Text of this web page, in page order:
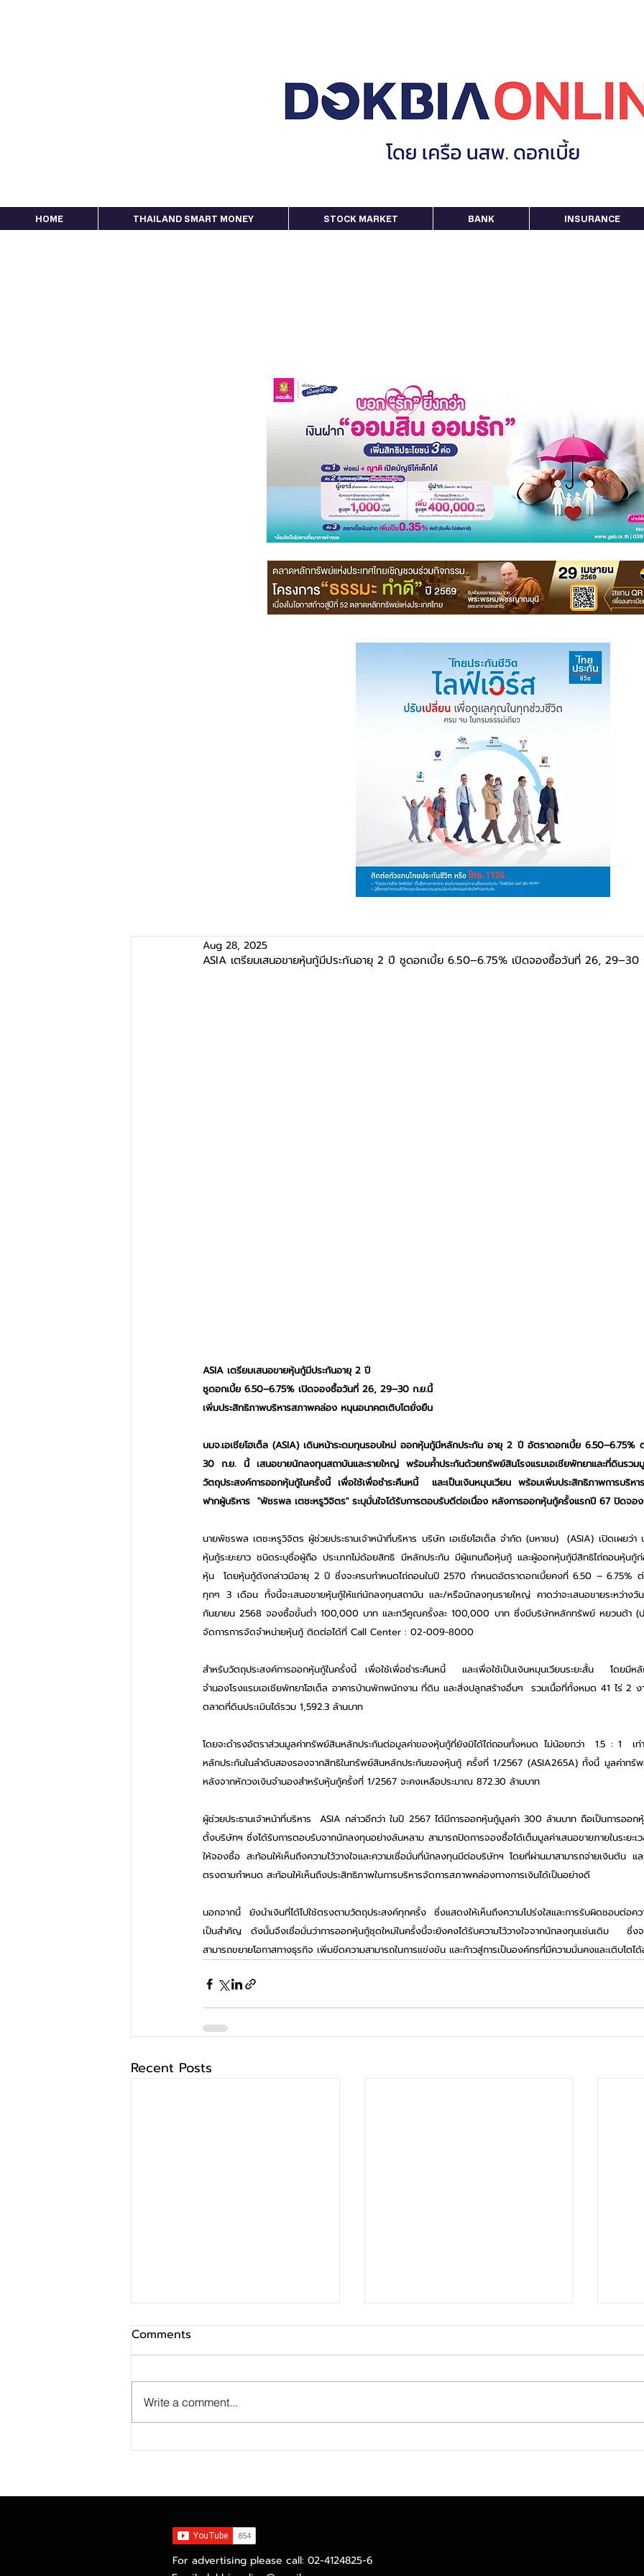
HOME THAILAND SMART MONEY STOCK MARKET BANK INSURANCE
ASIA เตรียมเสนอขายหุ้นกู้มีประกันอายุ 2 ปี ชูดอกเบี้ย 6.50–6.75% เปิดจองซื้อวันที่ 26, 29–30
Aug 28, 2025
ASIA เตรียมเสนอขายหุ้นกู้มีประกันอายุ 2 ปี
ชูดอกเบี้ย 6.50–6.75% เปิดจองซื้อวันที่ 26, 29–30 ก.ย.นี้
เพิ่มประสิทธิภาพบริหารสภาพคล่อง หนุนอนาคตเติบโตยั่งยืน
บมจ.เอเชียโฮเต็ล (ASIA) เดินหน้าระดมทุนรอบใหม่ ออกหุ้นกู้มีหลักประกัน อายุ 2 ปี อัตราดอกเบี้ย
30 ก.ย. นี้ เสนอขายนักลงทุนสถาบันและรายใหญ่ พร้อมค้ำประกันด้วยทรัพย์สินโรงแรมเอเชียพัทยาและที่ดินรว
วัตถุประสงค์การออกหุ้นกู้ในครั้งนี้ เพื่อใช้เพื่อชำระคืนหนี้  และเป็นเงินหมุนเวียน พร้อมเพิ่มประสิทธิภาพการบริหา
ฟากผู้บริหาร  "พัชรพล เตชะหรูวิจิตร" ระบุมั่นใจได้รับการตอบรับดีต่อเนื่อง หลังการออกหุ้นกู้ครั้งแรกปี 67 ปิดจอ
นายพัชรพล เตชะหรูวิจิตร ผู้ช่วยประธานเจ้าหน้าที่บริหาร บริษัท เอเชียโฮเต็ล จำกัด (มหาชน)  (ASIA) เปิดเผยว่า
หุ้นกู้ระยะยาว ชนิดระบุชื่อผู้ถือ ประเภทไม่ด้อยสิทธิ มีหลักประกัน มีผู้แทนถือหุ้นกู้ และผู้ออกหุ้นกู้มีสิทธิไถ่ถอนหุ้นกู้
หุ้น  โดยหุ้นกู้ดังกล่าวมีอายุ 2 ปี ซึ่งจะครบกำหนดไถ่ถอนในปี 2570 กำหนดอัตราดอกเบี้ยคงที่ 6.50 – 6.75%
ทุกๆ 3 เดือน ทั้งนี้จะเสนอขายหุ้นกู้ให้แก่นักลงทุนสถาบัน และ/หรือนักลงทุนรายใหญ่ คาดว่าจะเสนอขายระหว่
กันยายน 2568 จองซื้อขั้นต่ำ 100,000 บาท และทวีคูณครั้งละ 100,000 บาท ซึ่งมีบริษัทหลักทรัพย์ หยวนต้า (ป
จัดการการจัดจำหน่ายหุ้นกู้ ติดต่อได้ที่ Call Center : 02-009-8000
สำหรับวัตถุประสงค์การออกหุ้นกู้ในครั้งนี้ เพื่อใช้เพื่อชำระคืนหนี้  และเพื่อใช้เป็นเงินหมุนเวียนระยะสั้น  โดยมีห
จำนองโรงแรมเอเชียพัทยาโฮเต็ล อาคารบ้านพักพนักงาน ที่ดิน และสิ่งปลูกสร้างอื่นๆ  รวมเนื้อที่ทั้งหมด 41 ไร่ 2 ง
ตลาดที่ดินประเมินได้รวม 1,592.3 ล้านบาท
โดยจะดำรงอัตราส่วนมูลค่าทรัพย์สินหลักประกันต่อมูลค่าของหุ้นกู้ที่ยังมิได้ไถ่ถอนทั้งหมด ไม่น้อยกว่า  1.5 : 1  เท่
หลักประกันในลำดับสองรองจากสิทธิในทรัพย์สินหลักประกันของหุ้นกู้ ครั้งที่ 1/2567 (ASIA265A) ทั้งนี้ มูลค่าทรั
หลังจากหักวงเงินจำนองสำหรับหุ้นกู้ครั้งที่ 1/2567 จะคงเหลือประมาณ 872.30 ล้านบาท
ผู้ช่วยประธานเจ้าหน้าที่บริหาร  ASIA กล่าวอีกว่า ในปี 2567 ได้มีการออกหุ้นกู้มูลค่า 300 ล้านบาท ถือเป็นการออ
ตั้งบริษัทฯ ซึ่งได้รับการตอบรับจากนักลงทุนอย่างล้นหลาม สามารถปิดการจองซื้อได้เต็มมูลค่าเสนอขายภายในระยะเ
ให้จองซื้อ สะท้อนให้เห็นถึงความไว้วางใจและความเชื่อมั่นที่นักลงทุนมีต่อบริษัทฯ โดยที่ผ่านมาสามารถจ่ายเงินต้น แ
ตรงตามกำหนด สะท้อนให้เห็นถึงประสิทธิภาพในการบริหารจัดการสภาพคล่องทางการเงินได้เป็นอย่างดี
นอกจากนี้ ยังนำเงินที่ได้ไปใช้ตรงตามวัตถุประสงค์ทุกครั้ง ซึ่งแสดงให้เห็นถึงความโปร่งใสและการรับผิดชอบต่อคว
เป็นสำคัญ ดังนั้นจึงเชื่อมั่นว่าการออกหุ้นกู้ชุดใหม่ในครั้งนี้จะยังคงได้รับความไว้วางใจจากนักลงทุนเช่นเดิม  ซึ่ง
สามารถขยายโอกาสทางธุรกิจ เพิ่มขีดความสามารถในการแข่งขัน และก้าวสู่การเป็นองค์กรที่มีความมั่นคงและเติบโตได้
Recent Posts
SINO ประกาศ Q2/69 ทำกำไร
บาทต่อหุ้น ครึ่งปีหลังมุ่งเติบโต
ต่อเนื่อง
TACC ท็อปฟอร์ม! Q2/69 ราย
Comments
Write a comment...
For advertising please call: 02-4124825-6